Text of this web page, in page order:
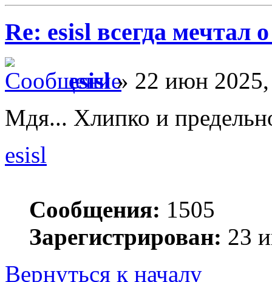
Re: esisl всегда мечтал
esisl» 22 июн
Мдя... Хлипко и
esisl
Сообщения: 1505
Зарегистрирован: 23
Вернуться к началу